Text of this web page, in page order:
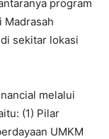
program
Madrasah
sekitar lokasi
melalui
(1) Pilar
UMKM